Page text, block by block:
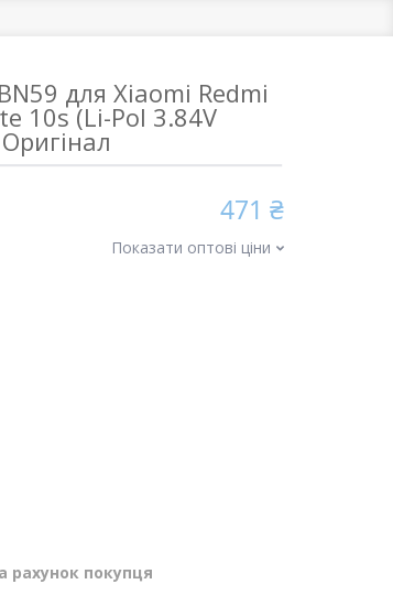
для Xiaomi Redmi
10s (Li-Pol 3.84V
471 ₴
Показати оптові ціни
рахунок покупця